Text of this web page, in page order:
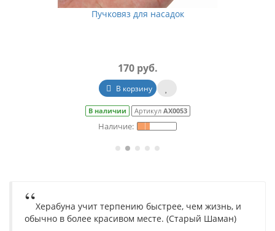
Резиновые кольца для насаживания мотыля
95 руб.
Уведомить о наличии
Закончились Артикул
Херабуна учит терпению быстрее, чем жизнь, и
обычно в более красивом месте. (Старый Шаман)